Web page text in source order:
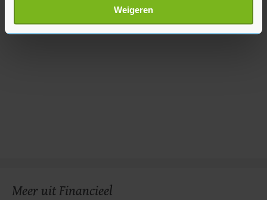
Lees meer over hoe uw persoonlijke gegevens worden
verwerkt en stel uw voorkeuren in het
U kunt uw toestemming op elk moment wijzigen of
Weigeren
Meer uit Financieel